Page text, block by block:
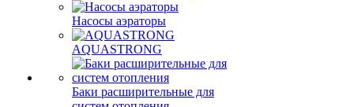
Насосы аэраторы
AQUASTRONG
Баки расширительные для